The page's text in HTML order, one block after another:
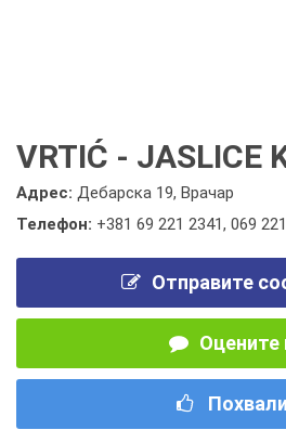
VRTIĆ - JASLICE
Адрес: Дебарска 19, Врачар
Телефон: +381 69 221 2341, 069
Отправите
Оцените